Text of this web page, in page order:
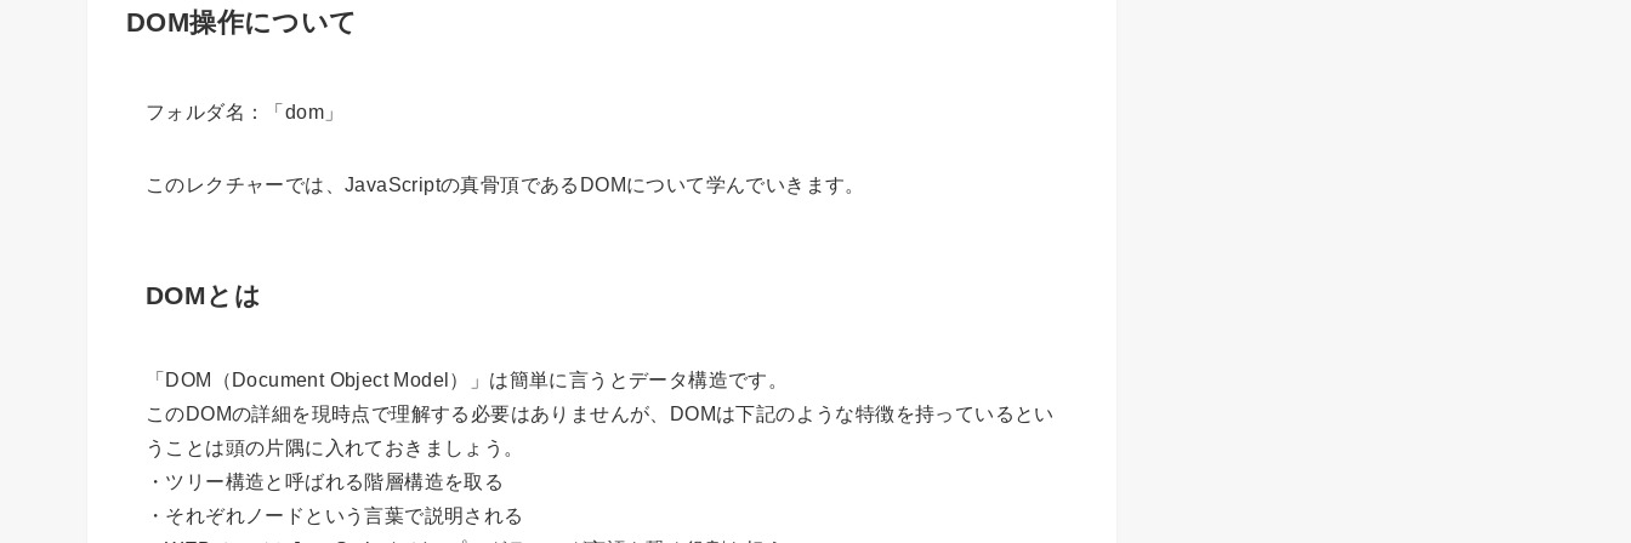
DOM操作について
フォルダ名：「dom」
このレクチャーでは、JavaScriptの真骨頂であるDOMについて学んでいきます。
DOMとは
「DOM（Document Object Model）」は簡単に言うとデータ構造です。
このDOMの詳細を現時点で理解する必要はありませんが、DOMは下記のような特徴を持っているとい
うことは頭の片隅に入れておきましょう。
・ツリー構造と呼ばれる階層構造を取る
・それぞれノードという言葉で説明される